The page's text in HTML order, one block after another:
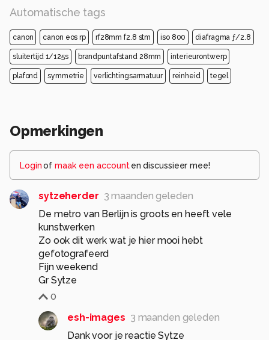
Automatische tags
canon canon eos rp rf28mm f2.8 stm iso 800 diafragma ƒ/2.8
sluitertijd 1/125s brandpuntafstand 28mm interieurontwerp
plafond symmetrie verlichtingsarmatuur reinheid tegel
Opmerkingen
Loginof maak een account en discussieer mee!
sytzeherder 3 maanden geleden
De metro van Berlijn is groots en heeft vele
kunstwerken
Zo ook dit werk wat je hier mooi hebt
gefotografeerd
Fijn weekend
Gr Sytze
0
esh-images 3 maanden geleden
Dank voor je reactie Sytze